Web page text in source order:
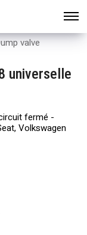
valve
universelle
fermé -
Volkswagen